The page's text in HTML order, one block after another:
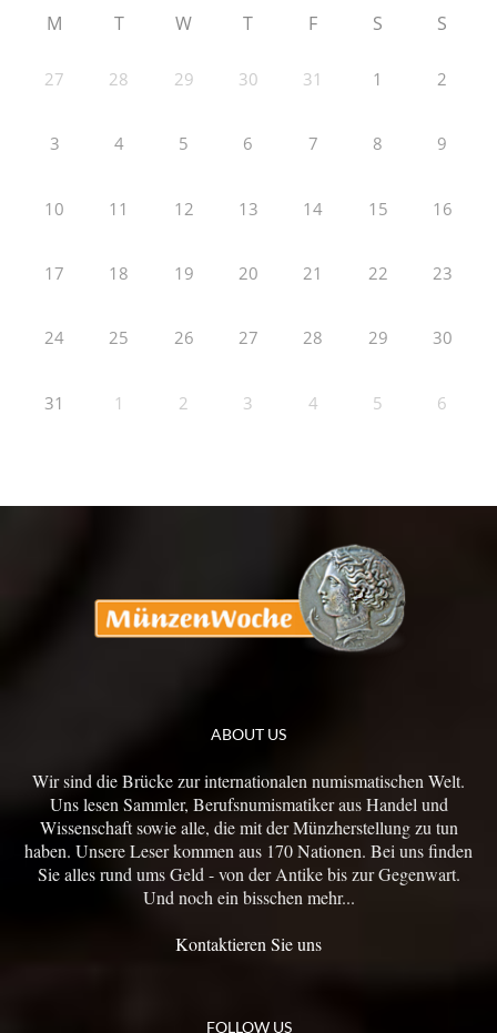
M T W T F S S
27 28 29 30 31 1 2
3 4 5 6 7 8 9
10 11 12 13 14 15 16
17 18 19 20 21 22 23
24 25 26 27 28 29 30
31 1 2 3 4 5 6
ABOUT US
Wir sind die Brücke zur internationalen numismatischen Welt.
Uns lesen Sammler, Berufsnumismatiker aus Handel und
Wissenschaft sowie alle, die mit der Münzherstellung zu tun
haben. Unsere Leser kommen aus 170 Nationen. Bei uns finden
Sie alles rund ums Geld - von der Antike bis zur Gegenwart.
Und noch ein bisschen mehr...
Kontaktieren Sie uns
FOLLOW US